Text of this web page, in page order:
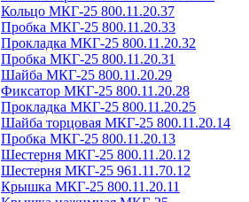
Кольцо МКГ-25 800.11.20.37
Пробка МКГ-25 800.11.20.33
Прокладка МКГ-25 800.11.20.32
Пробка МКГ-25 800.11.20.31
Шайба МКГ-25 800.11.20.29
Фиксатор МКГ-25 800.11.20.28
Прокладка МКГ-25 800.11.20.25
Шайба торцовая МКГ-25 800.11.20.14
Пробка МКГ-25 800.11.20.13
Шестерня МКГ-25 800.11.20.12
Шестерня МКГ-25 961.11.70.12
Крышка МКГ-25 800.11.20.11